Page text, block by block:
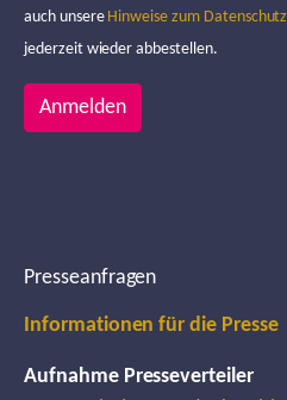
auch unsere Hinweise zum Datenschutz
jederzeit wieder abbestellen.
Anmelden
Presseanfragen
Informationen für die Presse
Aufnahme Presseverteiler